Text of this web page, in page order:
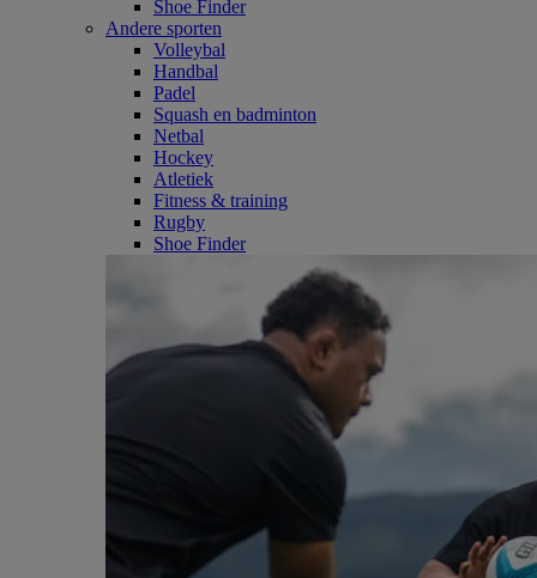
Shoe Finder
Andere sporten
Volleybal
Handbal
Padel
Squash en badminton
Netbal
Hockey
Atletiek
Fitness & training
Rugby
Shoe Finder